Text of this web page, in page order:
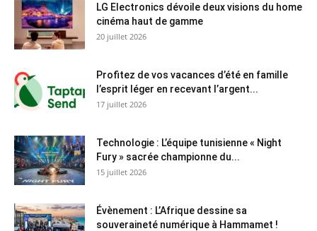
LG Electronics dévoile deux visions du home
cinéma haut de gamme
20 juillet 2026
Profitez de vos vacances d’été en famille
l’esprit léger en recevant l’argent...
17 juillet 2026
Technologie : L’équipe tunisienne « Night
Fury » sacrée championne du...
15 juillet 2026
Évènement : L’Afrique dessine sa
souveraineté numérique à Hammamet !